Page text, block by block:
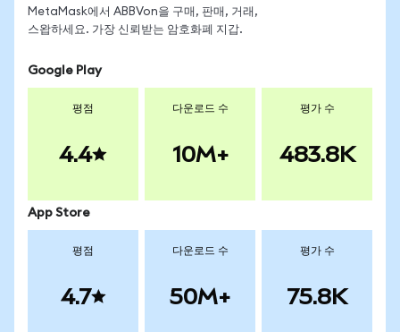
MetaMask에서 ABBVon을 구매, 판매, 거래,
스왑하세요. 가장 신뢰받는 암호화폐 지갑.
Google Play
평점
4.4
다운로드 수
10M+
평가 수
483.8K
App Store
평점
4.7
다운로드 수
50M+
평가 수
75.8K